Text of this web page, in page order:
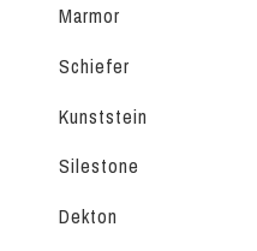
Marmor
Schiefer
Kunststein
Silestone
Dekton